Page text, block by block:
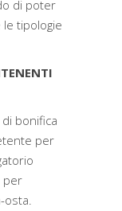
di poter
tipologie
bonifica
per
per
osta.